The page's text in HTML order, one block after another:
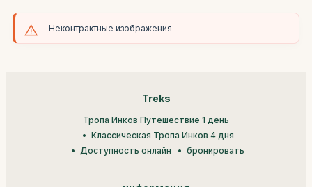
Неконтрактные изображения
Treks
Тропа Инков Путешествие 1 день
Классическая Тропа Инков 4 дня
Доступность онлайн
бронировать